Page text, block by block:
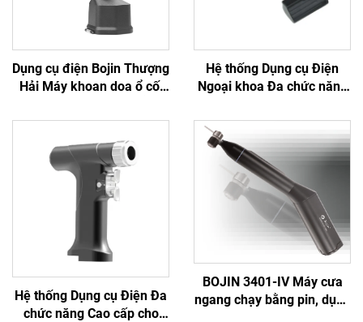
Dụng cụ điện Bojin Thượng
Hải Máy khoan doa ổ cối
thuật Chấn thương Cơ
xương khớp, Hệ thống
5000
Hệ thống Dụng cụ Điện
Ngoại khoa Đa chức năng
phẫu thuật tích hợp Tất cả
trong một, Máy vặn vít
dùng trong Phẫu thuật
Chấn thương & Khớp
Hệ thống Dụng cụ Điện Đa
chức năng Cao cấp cho
BOJIN 3401-IV Máy cưa
ngang chạy bằng pin, dụng